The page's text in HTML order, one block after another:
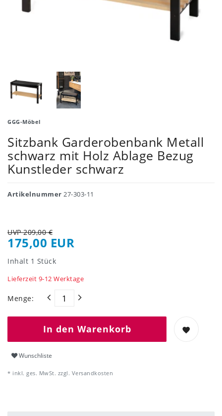
GGG-Möbel
Sitzbank Garderobenbank Metall
schwarz mit Holz Ablage Bezug
Kunstleder schwarz
Artikelnummer 27-303-11
UVP 209,00 €
175,00 EUR
Inhalt 1 Stück
Lieferzeit 9-12 Werktage
Menge:
In den Warenkorb
Wunschliste
* inkl. ges. MwSt. zzgl. Versandkosten